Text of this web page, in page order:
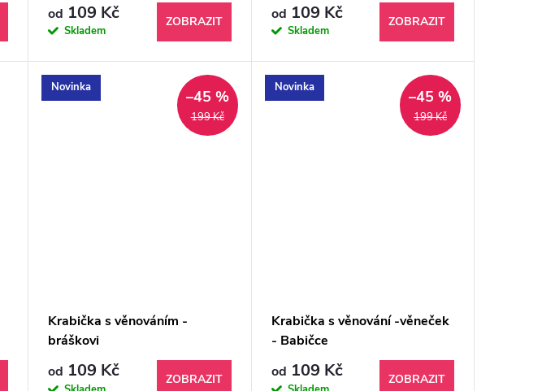
od 109 Kč
Skladem
ZOBRAZIT
od 109 Kč
Skladem
ZOBRAZIT
Novinka
199 Kč
–45 %
Krabička s věnováním -
bráškovi
od 109 Kč ZOBRAZIT
Novinka
199 Kč
–45 %
Krabička s věnování -věneček
- Babičce
od 109 Kč ZOBRAZIT